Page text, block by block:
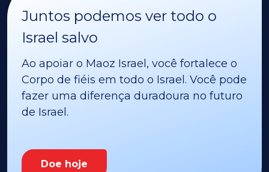
Juntos podemos ver todo o
Israel salvo
Ao apoiar o Maoz Israel, você fortalece o
Corpo de fiéis em todo o Israel. Você pode
fazer uma diferença duradoura no futuro
de Israel.
Doe hoje